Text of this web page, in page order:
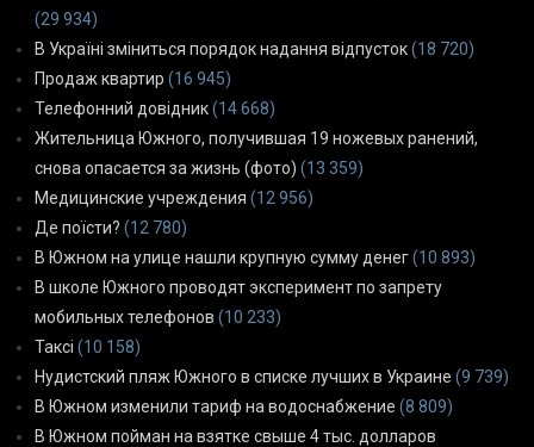
(29 934)
В Україні зміниться порядок надання відпусток(18 720)
Продаж квартир (16 945)
Телефонний довідник(14 668)
Жительница Южного, получившая 19 ножевых ранений,
снова опасается за жизнь (фото) (13 359)
Медицинские учреждения (12 956)
Де поїсти? (12 780)
В Южном на улице нашли крупную сумму денег(10 893)
В школе Южного проводят эксперимент по запрету
мобильных телефонов (10 233)
Таксі (10 158)
Нудистский пляж Южного в списке лучших в Украине (9 739)
В Южном изменили тариф на водоснабжение (8 809)
В Южном пойман на взятке свыше 4 тыс. долларов